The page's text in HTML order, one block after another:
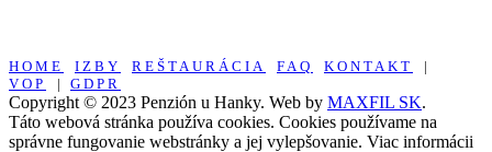
HOME IZBY REŠTAURÁCIA FAQ KONTAKT
|
VOP
| GDPR
Copyright © 2023 Penzión u Hanky. Web by MAXFIL SK.
Táto webová stránka používa cookies. Cookies používame na
správne fungovanie webstránky a jej vylepšovanie. Viac informácii